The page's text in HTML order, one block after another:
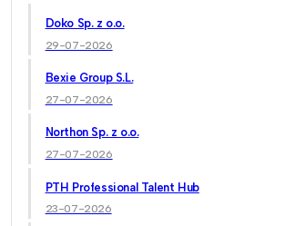
Doko Sp. z o.o.
29-07-2026
Bexie Group S.L.
27-07-2026
Northon Sp. z o.o.
27-07-2026
PTH Professional Talent Hub
23-07-2026